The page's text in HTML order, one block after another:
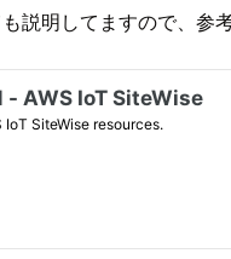
説明してますので、参